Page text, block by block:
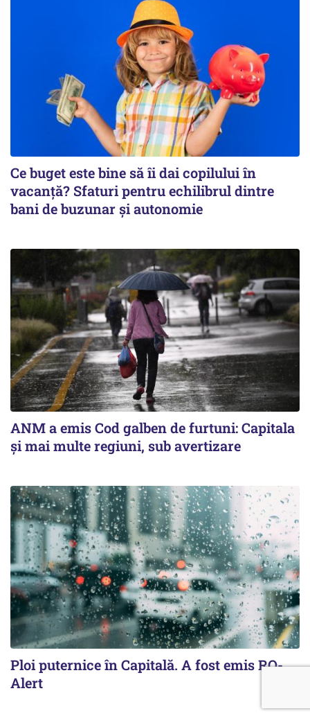
Ce buget este bine să îi dai copilului în
vacanță? Sfaturi pentru echilibrul dintre
bani de buzunar și autonomie
ANM a emis Cod galben de furtuni: Capitala
și mai multe regiuni, sub avertizare
Ploi puternice în Capitală. A fost emis RO-
Alert